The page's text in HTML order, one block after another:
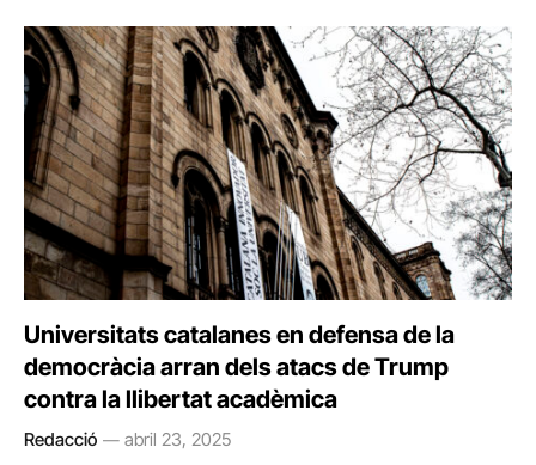
Universitats catalanes en defensa de la
democràcia arran dels atacs de Trump
contra la llibertat acadèmica
Redacció abril 23, 2025